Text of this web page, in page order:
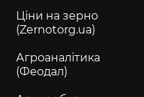
Ціни на зерно
(Zernotorg.ua)
Агроаналітика
(Феодал)